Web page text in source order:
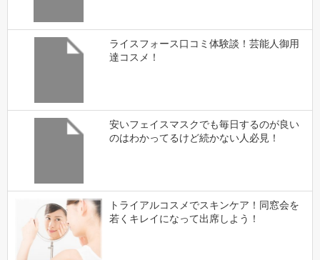
ライスフォース口コミ体験談！芸能人御用
達コスメ！
安いフェイスマスクでも毎日するのが良い
のはわかってるけど続かない人必見！
トライアルコスメでスキンケア！同窓会を
若くキレイになって出席しよう！